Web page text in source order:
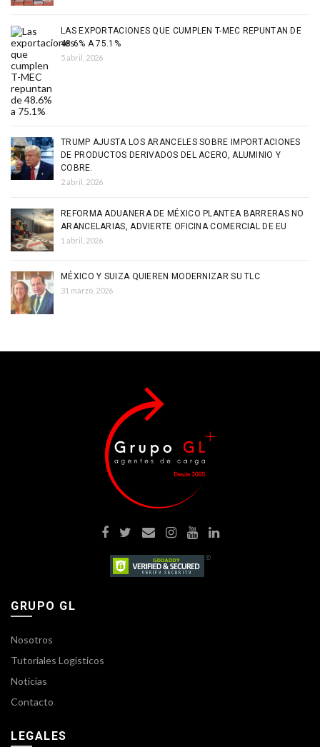
LAS EXPORTACIONES QUE CUMPLEN T-MEC REPUNTAN DE
48.6% A 75.1%
5 abril, 2026
TRUMP AJUSTA LOS ARANCELES SOBRE IMPORTACIONES
DE PRODUCTOS DERIVADOS DEL ACERO, ALUMINIO Y
COBRE.
2 abril, 2026
REFORMA ADUANERA DE MÉXICO PLANTEA BARRERAS NO
ARANCELARIAS, ADVIERTE OFICINA COMERCIAL DE EU
1 abril, 2026
MÉXICO Y SUIZA QUIEREN MODERNIZAR SU TLC
31 marzo, 2026
GRUPO GL
Nosotros
Tutoriales Logísticos
Noticias
Contacto
LEGALES